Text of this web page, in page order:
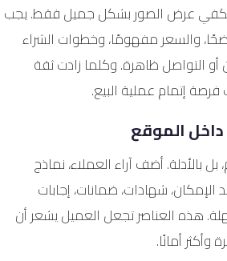
يكفي عرض الصور بشكل جميل فقط. يجب
والسعر مفهومًا، وخطوات الشراء
التواصل ظاهرة. وكلما زادت ثقة
إتمام عملية البيع.
الموقع
بل بالأدلة. أضف آراء العملاء، نماذج
الإمكان، شهادات، ضمانات، إجابات
هذه العناصر تجعل العميل يشعر أن
أمانًا.